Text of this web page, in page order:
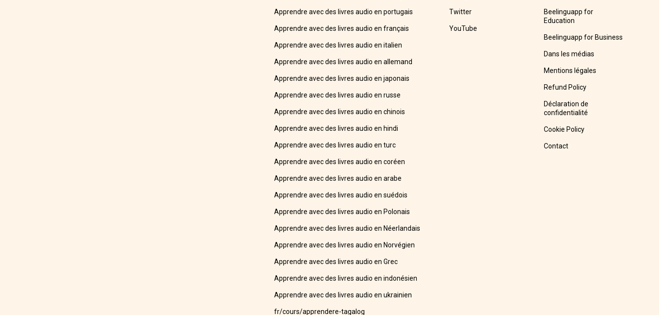
Apprendre avec des livres audio en portugais
Apprendre avec des livres audio en français
Apprendre avec des livres audio en italien
Apprendre avec des livres audio en allemand
Apprendre avec des livres audio en japonais
Apprendre avec des livres audio en russe
Apprendre avec des livres audio en chinois
Apprendre avec des livres audio en hindi
Apprendre avec des livres audio en turc
Apprendre avec des livres audio en coréen
Apprendre avec des livres audio en arabe
Apprendre avec des livres audio en suédois
Apprendre avec des livres audio en Polonais
Apprendre avec des livres audio en Néerlandais
Apprendre avec des livres audio en Norvégien
Apprendre avec des livres audio en Grec
Apprendre avec des livres audio en indonésien
Apprendre avec des livres audio en ukrainien
fr/cours/apprendere-tagalog
Twitter
YouTube
Beelinguapp for
Education
Beelinguapp for Business
Dans les médias
Mentions légales
Refund Policy
Déclaration de
confidentialité
Cookie Policy
Contact